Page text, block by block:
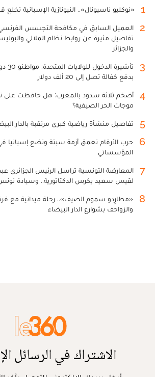
1 «نوكليو ناسيونال».. النيونازية الإسبانية تخلع
2
العميل السابق في مكافحة التجسس
تفاصيل مثيرة عن روابط نظام الملالي
والجزائر
3
بدفع كفالة تصل إلى 20 ألف دولار
4
أضخم ثلاثة سدود بالمغرب: هل حافظت على
موجات الحر الصيفية؟
5 تفاصيل منشأة رياضية كبرى مرتقبة بالدار
6
حرب الأرقام تعمق أزمة سبتة وتضع إسبانيا
المؤسساتي
7
المعارضة التونسية تراسل الرئيس الجزائري
لقيس سعيد يكرس الدكتاتورية.. وسيادة
8
«مطارِدو سموم الصيف».. رحلة ميدانية مع
والزواحف بشوارع الدار البيضاء
الاشتراك في الرسائل